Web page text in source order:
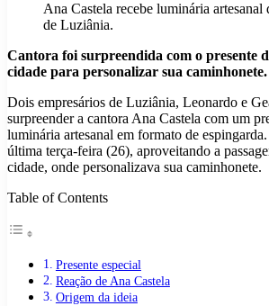
Ana Castela recebe luminária artesanal
de Luziânia.
Cantora foi surpreendida com o presente
cidade para personalizar sua caminhonete.
Dois empresários de Luziânia, Leonardo e
surpreender a cantora Ana Castela com um
luminária artesanal em formato de
última terça-feira (26), aproveitando a
cidade, onde personalizava sua caminhonete.
Table of Contents
Presente especial
Reação de Ana Castela
Origem da ideia